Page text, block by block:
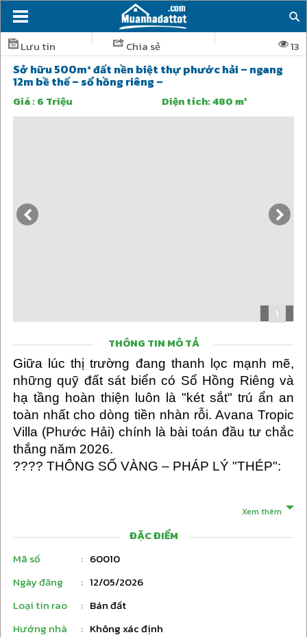
Lưu tin Chia sẻ 13
sở hữu 500m² đất nền biệt thự phước hải – ngang
12m bề thế – sổ hồng riêng –
Giá :6 Triệu Diện tích:480 m²
1
THÔNG TIN MÔ TẢ
Giữa lúc thị trường đang thanh lọc mạnh mẽ,
những quỹ đất sát biển có Sổ Hồng Riêng và
hạ tầng hoàn thiện luôn là "két sắt" trú ẩn an
toàn nhất cho dòng tiền nhàn rỗi. Avana Tropic
Villa (Phước Hải) chính là bài toán đầu tư chắc
thắng năm 2026.
???? THÔNG SỐ VÀNG – PHÁP LÝ "THÉP":
Diện tích: 500m² (Quy cách 12x40m). Mặt tiền
ngang 12m cực đẹp, lý tưởng thiết kế Villa sân
vườn, hồ bơi riêng.
Pháp lý: Sổ hồng riêng từng nền, sẵn thổ cư.
Anh/Chị kiểm tra sổ gốc tại chỗ, công chứng
Xem thêm
ĐẶC ĐIỂM
Mã số
: 60010
Ngày đăng
: 12/05/2026
Loại tin rao
: Bán đất
Hướng nhà
: Không xác định